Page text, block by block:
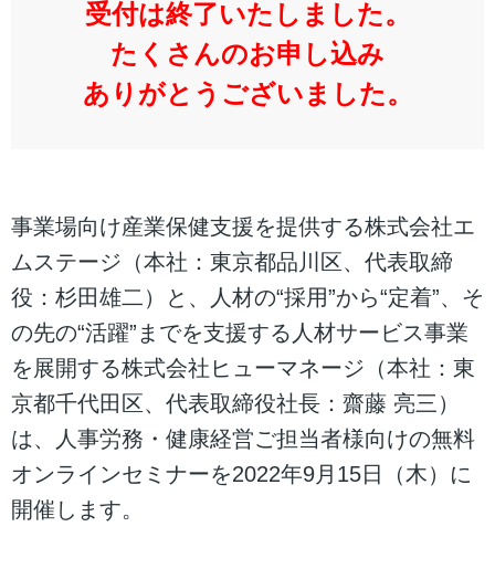
受付は終了いたしました。
たくさんのお申し込み
ありがとうございました。
事業場向け産業保健支援を提供する株式会社エ
ムステージ（本社：東京都品川区、代表取締
役：杉田雄二）と、人材の“採用”から“定着”、そ
の先の“活躍”までを支援する人材サービス事業
を展開する株式会社ヒューマネージ（本社：東
京都千代田区、代表取締役社長：齋藤 亮三）
は、人事労務・健康経営ご担当者様向けの無料
オンラインセミナーを2022年9月15日（木）に
開催します。